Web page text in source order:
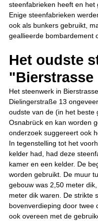
steenfabrieken heeft en het
Enige steenfabrieken
ook als bunkers gebruikt,
geallieerde bombardement
Het oudste
"Bierstrasse
Het steenwerk in
Dielingerstraße 13
oudste van de (in het beste
Osnabrück en kan worden
onderzoek suggereert ook
In tegenstelling tot het
kelder had, had deze
kamer en een kelder. De
worden gebruikt. De muur
gebouw was 2,50 meter
meter dik waren. De strikte
bovenverdieping door twee
ook overeen met de